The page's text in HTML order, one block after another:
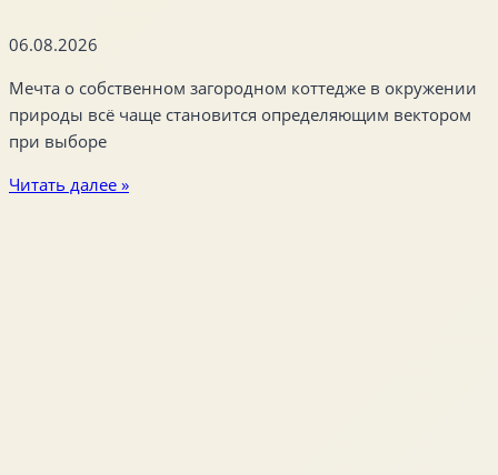
06.08.2026
Мечта о собственном загородном коттедже в окружении
природы всё чаще становится определяющим вектором
при выборе
Читать далее »